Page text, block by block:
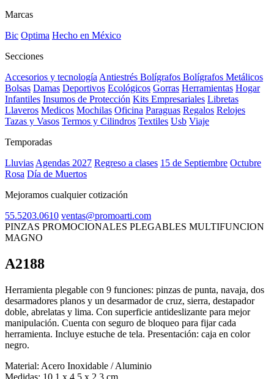
Marcas
Bic Optima Hecho en México
Secciones
Accesorios y tecnología Antiestrés Bolígrafos Bolígrafos Metálicos
Bolsas Damas Deportivos Ecológicos Gorras Herramientas Hogar
Infantiles Insumos de Protección Kits Empresariales Libretas
Llaveros Medicos Mochilas Oficina Paraguas Regalos Relojes
Tazas y Vasos Termos y Cilindros Textiles Usb Viaje
Temporadas
Lluvias Agendas 2027 Regreso a clases 15 de Septiembre Octubre
Rosa Día de Muertos
Mejoramos cualquier cotización
55.5203.0610 ventas@promoarti.com
PINZAS PROMOCIONALES PLEGABLES MULTIFUNCION
MAGNO
A2188
Herramienta plegable con 9 funciones: pinzas de punta, navaja, dos
desarmadores planos y un desarmador de cruz, sierra, destapador
doble, abrelatas y lima. Con superficie antideslizante para mejor
manipulación. Cuenta con seguro de bloqueo para fijar cada
herramienta. Incluye estuche de tela. Presentación: caja en color
negro.
Material: Acero Inoxidable / Aluminio